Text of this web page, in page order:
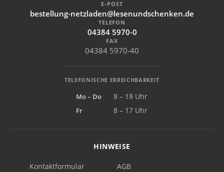
E-POST
bestellung-netzladen@lesenundschenken.de
TELEFON
04384 5970-0
FAX
04384 5970-40
TELEFONISCHE ERREICHBARKEIT
Mo – Do
8 – 18 Uhr
Fr
8 – 17 Uhr
HINWEISE
Kontaktformular AGB